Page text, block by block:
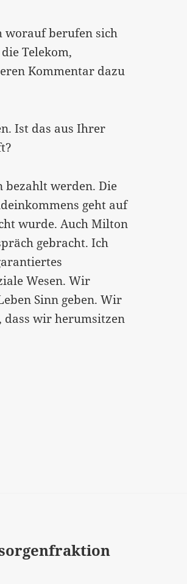
worauf berufen sich
Telekom,
Kommentar dazu
Ist das aus Ihrer
bezahlt werden. Die
geht auf
wurde. Auch Milton
gebracht. Ich
Wesen. Wir
Sinn geben. Wir
dass wir herumsitzen